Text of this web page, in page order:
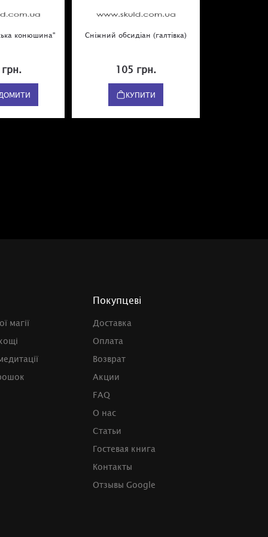
конюшина" Сніжний обсидіан (галтівка)
105 грн.
КУПИТИ
магії
Покупцеві
Доставка
Оплата
Возврат
Акции
FAQ
О нас
Статьи
Гостевая книга
Контакты
Отзывы Google